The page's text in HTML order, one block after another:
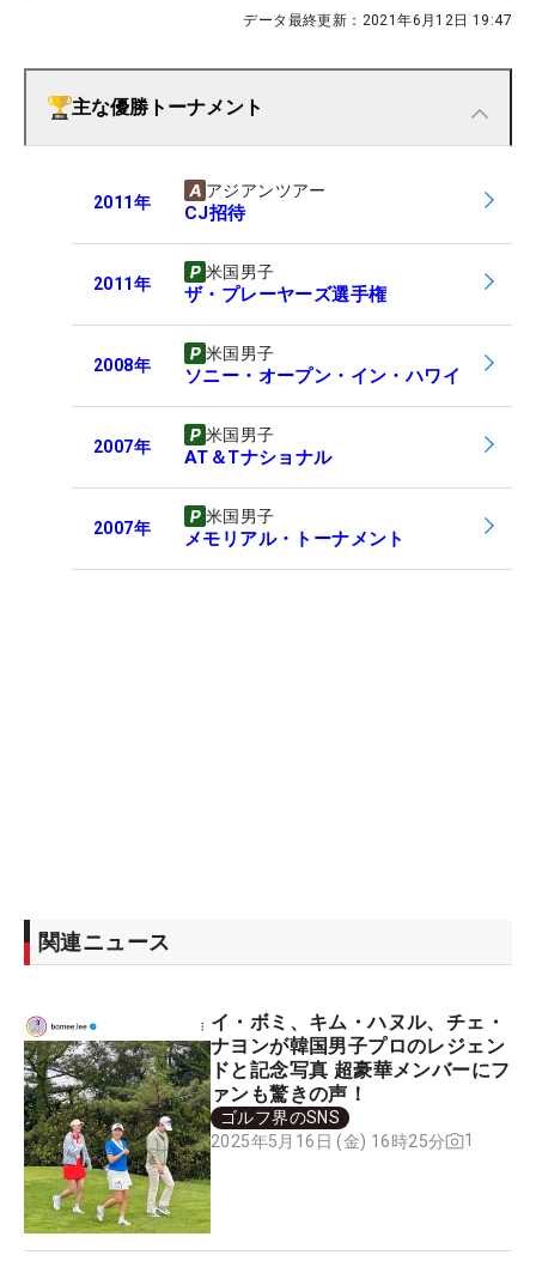
データ最終更新： 2021年6月12日 19:47
主な優勝トーナメント
2011年
アジアンツアー
CJ招待
2011年
米国男子
ザ・プレーヤーズ選手権
2008年
米国男子
ソニー・オープン・イン・ハワイ
2007年
米国男子
AT＆Tナショナル
2007年
米国男子
メモリアル・トーナメント
関連ニュース
イ・ボミ、キム・ハヌル、チェ・
ナヨンが韓国男子プロのレジェン
ドと記念写真 超豪華メンバーにフ
ァンも驚きの声！
ゴルフ界のSNS
2025年5月16日 (金) 16時25分
1